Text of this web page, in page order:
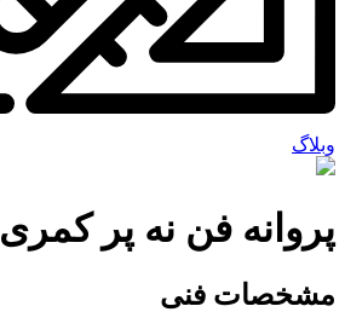
وبلاگ
پروانه فن نه پر کمری 2007
مشخصات فنی